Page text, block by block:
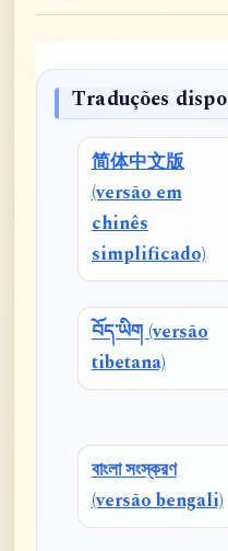
Traduções
简体中文版
(versão em
chinês
simplificado)
བོད་ཡིག (versão
tibetana)
বাংলা সংস্করণ
(versão bengali)